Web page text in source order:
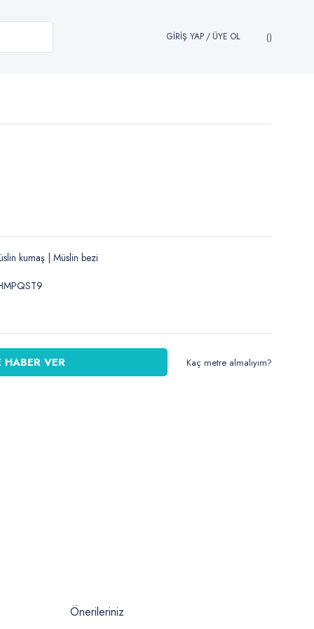
GİRİŞ YAP/ ÜYE OL
kumaş | Müslin bezi
HABER VER Kaç metre almalıyım?
Önerileriniz